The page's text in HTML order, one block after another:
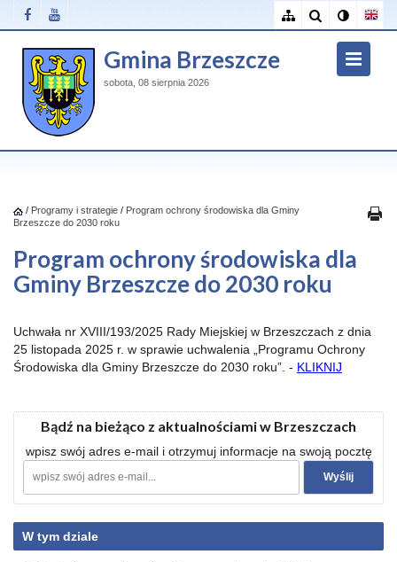
Gmina Brzeszcze
sobota, 08 sierpnia 2026
/ Programy i strategie / Program ochrony środowiska dla Gminy
Brzeszcze do 2030 roku
Program ochrony środowiska dla
Gminy Brzeszcze do 2030 roku
Uchwała nr XVIII/193/2025 Rady Miejskiej w Brzeszczach z dnia
25 listopada 2025 r. w sprawie uchwalenia „Programu Ochrony
Środowiska dla Gminy Brzeszcze do 2030 roku”. - KLIKNIJ
Bądź na bieżąco z aktualnościami w Brzeszczach
wpisz swój adres e-mail i otrzymuj informacje na swoją pocztę
W tym dziale